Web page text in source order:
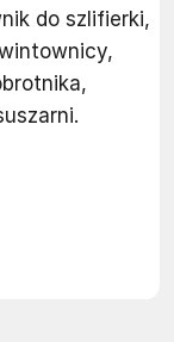
do szlifierki,